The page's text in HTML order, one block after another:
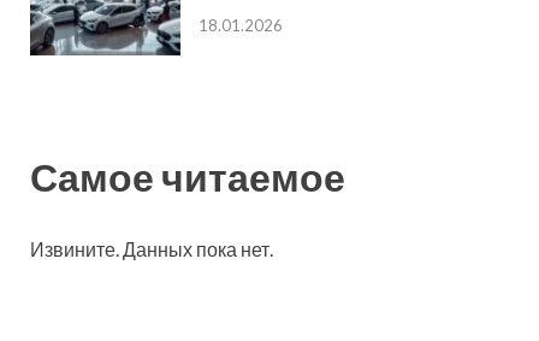
18.01.2026
Самое читаемое
Извините. Данных пока нет.